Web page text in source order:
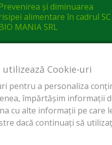
și diminuarea
alimentare în cadrul SC
MANIA SRL
Cookie-uri
pentru a personaliza
împărtășim informații
cu alte informații pe care
dacă continuați să